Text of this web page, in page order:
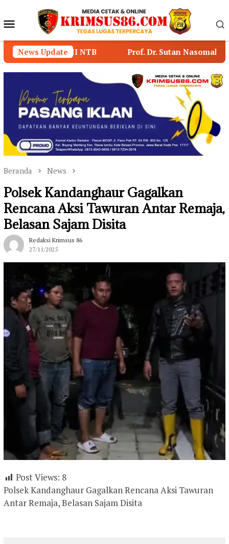
konten Menu
Mobile
News UpdateProf. Dr. Sutan Nasomal Dorong MA Perkuat
Beranda News
Polsek Kandanghaur Gagalkan
Rencana Aksi Tawuran Antar Remaja,
Belasan Sajam Disita
Redaksi Krimsus 86
27/11/2025
Post Views: 8
Polsek Kandanghaur Gagalkan Rencana Aksi Tawuran
Antar Remaja, Belasan Sajam Disita